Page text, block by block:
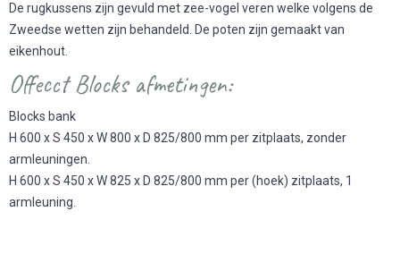
De rugkussens zijn gevuld met zee-vogel veren welke volgens de
Zweedse wetten zijn behandeld. De poten zijn gemaakt van
eikenhout.
Offecct Blocks afmetingen:
Blocks bank
H 600 x S 450 x W 800 x D 825/800 mm per zitplaats, zonder
armleuningen.
H 600 x S 450 x W 825 x D 825/800 mm per (hoek) zitplaats, 1
armleuning.